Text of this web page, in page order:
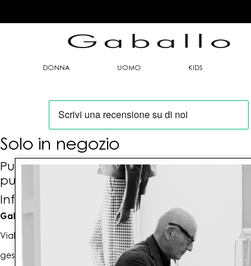
DONNA UOMO KIDS
Solo in negozio
Puoi trovare questo articolo solo presso i
punti vendita:
Info contatti
Gaballo Mario srl
Viale G. Matteotti n. 23 00053 Civitavecchia (RM)